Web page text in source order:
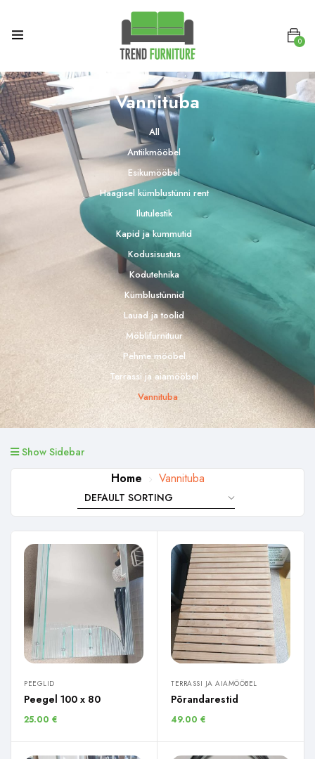
0
Vannituba
All
Antiikmööbel
Esikumööbel
Haagisel kümblustünni rent
Ilutulestik
Kapid ja kummutid
Kodusisustus
Kodutehnika
Kümblustünnid
Lauad ja toolid
Möblifurnituur
Pehme mööbel
Terrassi ja aiamööbel
Vannituba
Show Sidebar
Home Vannituba
PEEGLID
Peegel 100 x 80
25.00 €
TERRASSI JA AIAMÖÖBEL
Põrandarestid
49.00 €